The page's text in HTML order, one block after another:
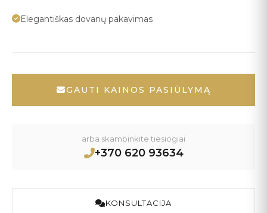
Elegantiškas dovanų pakavimas
GAUTI KAINOS PASIŪLYMĄ
arba skambinkite tiesiogiai
+370 620 93634
KONSULTACIJA